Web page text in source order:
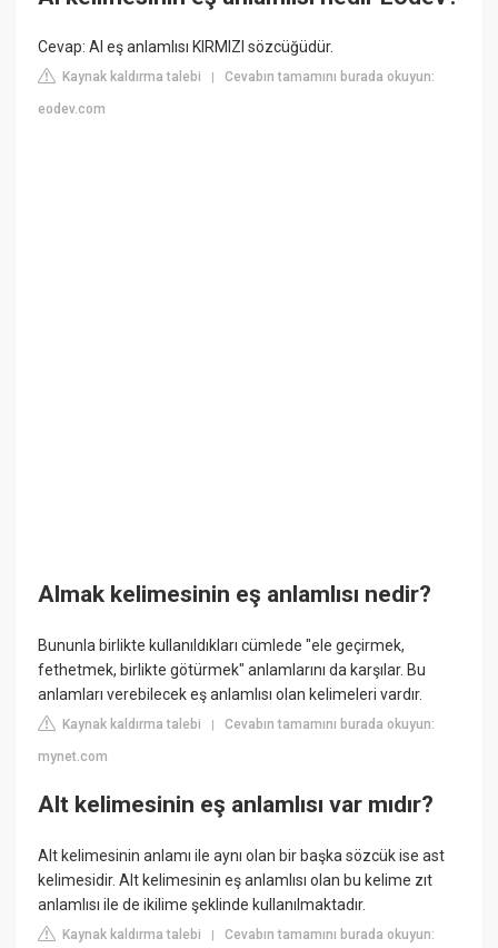
Cevap: Al eş anlamlısı KIRMIZI sözcüğüdür.
Kaynak kaldırma talebi |Cevabın tamamını burada okuyun:
eodev.com
Almak kelimesinin eş anlamlısı nedir?
Bununla birlikte kullanıldıkları cümlede "ele geçirmek,
fethetmek, birlikte götürmek" anlamlarını da karşılar. Bu
anlamları verebilecek eş anlamlısı olan kelimeleri vardır.
Kaynak kaldırma talebi |Cevabın tamamını burada okuyun:
mynet.com
Alt kelimesinin eş anlamlısı var mıdır?
Alt kelimesinin anlamı ile aynı olan bir başka sözcük ise ast
kelimesidir. Alt kelimesinin eş anlamlısı olan bu kelime zıt
anlamlısı ile de ikilime şeklinde kullanılmaktadır.
Kaynak kaldırma talebi |Cevabın tamamını burada okuyun: